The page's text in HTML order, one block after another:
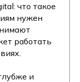
что такое
нужен
работать
и